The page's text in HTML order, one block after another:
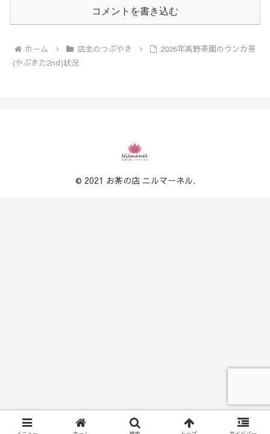
コメントを書き込む
ホーム 店主のつぶやき
2026年髙野茶園のウンカ芽
(やぶきた2nd)状況
© 2021 お茶の店 ニルマーネル.